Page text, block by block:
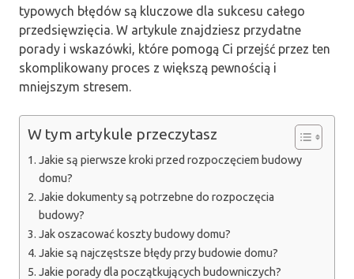
typowych błędów są kluczowe dla sukcesu całego
przedsięwzięcia. W artykule znajdziesz przydatne
porady i wskazówki, które pomogą Ci przejść przez ten
skomplikowany proces z większą pewnością i
mniejszym stresem.
W tym artykule przeczytasz
Jakie są pierwsze kroki przed rozpoczęciem budowy
domu?
Jakie dokumenty są potrzebne do rozpoczęcia
budowy?
Jak oszacować koszty budowy domu?
Jakie są najczęstsze błędy przy budowie domu?
Jakie porady dla początkujących budowniczych?